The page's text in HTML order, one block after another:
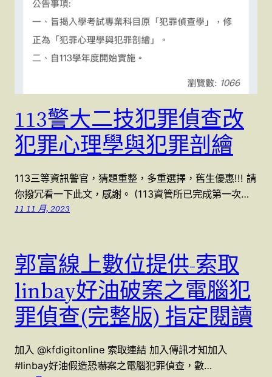
113警大二技犯罪偵查改
犯罪心理學與犯罪剖繪
113三等資訊警官，猜題重整，多重選擇，舊生優惠!!! 請
你撥冗看一下此文，感謝。 (113資管所已完成第一次…
11 11 月, 2023
郭富線上數位提供-索取
linbay好油破案之電腦犯
罪偵查(完整版) 指定閱讀
加入 @kfdigitonline 索取連結 加入傳訊才知加入
#linbay好油假造恐嚇案之電腦犯罪偵查，數…